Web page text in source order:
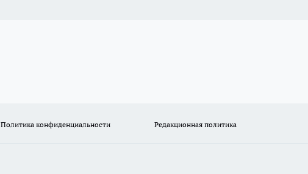
Политика конфиденциальности Редакционная политика